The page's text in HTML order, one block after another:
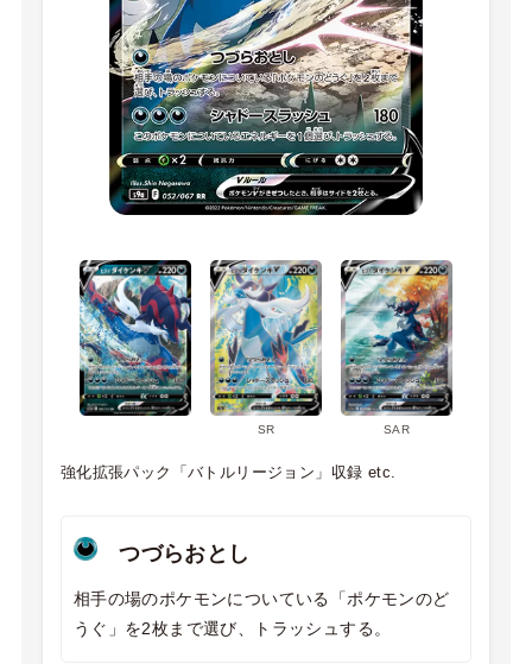
SR SAR
強化拡張パック「バトルリージョン」収録 etc.
つづらおとし
相手の場のポケモンについている「ポケモンのど
うぐ」を2枚まで選び、トラッシュする。